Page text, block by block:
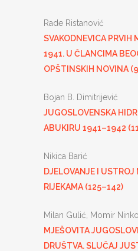
Rade Ristanović
SVAKODNEVICA PRVIH
1941. U ČLANCIMA
OPŠTINSKIH NOVINA
Bojan B. Dimitrijević
JUGOSLOVENSKA
ABUKIRU 1941–1942
Nikica Barić
DJELOVANJE I
RIJEKAMA (125–142)
Milan Gulić, Momir
MJEŠOVITA
DRUŠTVA. SLUČAJ